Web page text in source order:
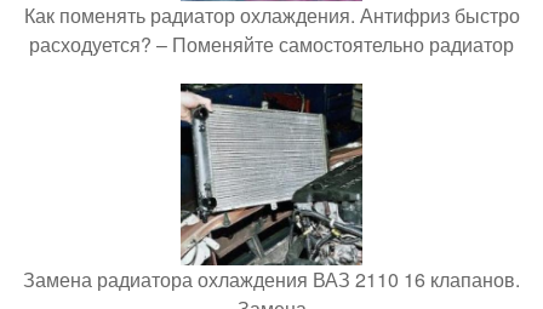
Как поменять радиатор охлаждения. Антифриз быстро
расходуется? – Поменяйте самостоятельно радиатор
Замена радиатора охлаждения ВАЗ 2110 16 клапанов.